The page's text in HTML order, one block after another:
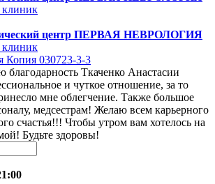
клиник
центр ПЕРВАЯ НЕВРОЛОГИЯ
клиник
Копия 030723-3-3
благодарность Ткаченко Анастасии
и чуткое отношение, за то
мне облегчение. Также большое
медсестрам! Желаю всем карьерного
счастья!!! Чтобы утром вам хотелось на
Будьте здоровы!